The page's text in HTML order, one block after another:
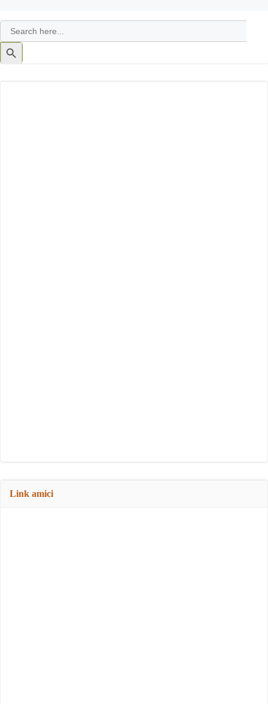
Search
for:
Search
Button
Link amici